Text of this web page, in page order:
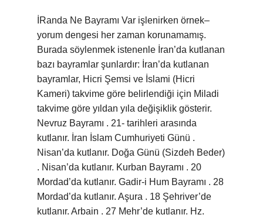
İRanda Ne Bayramı Var işlenirken örnek–
yorum dengesi her zaman korunamamış.
Burada söylenmek istenenle İran’da kutlanan
bazı bayramlar şunlardır: İran’da kutlanan
bayramlar, Hicri Şemsi ve İslami (Hicri
Kameri) takvime göre belirlendiği için Miladi
takvime göre yıldan yıla değişiklik gösterir.
Nevruz Bayramı . 21- tarihleri arasında
kutlanır. İran İslam Cumhuriyeti Günü .
Nisan’da kutlanır. Doğa Günü (Sizdeh Beder)
. Nisan’da kutlanır. Kurban Bayramı . 20
Mordad’da kutlanır. Gadir-i Hum Bayramı . 28
Mordad’da kutlanır. Aşura . 18 Şehriver’de
kutlanır. Arbain . 27 Mehr’de kutlanır. Hz.